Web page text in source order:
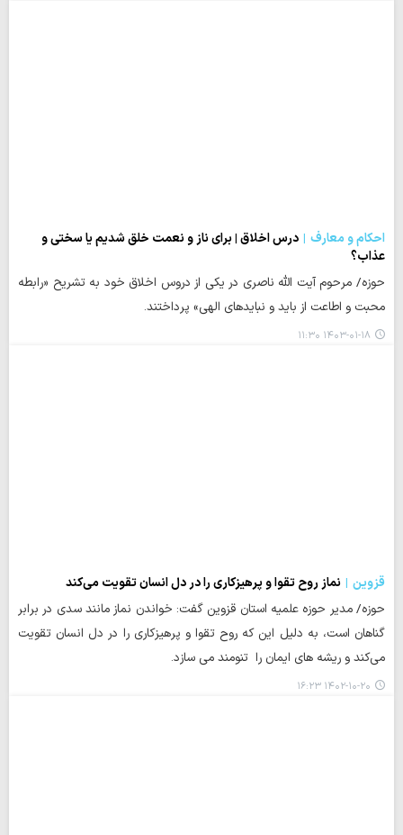
احکام و معارف
درس اخلاق | برای ناز و نعمت خلق شدیم یا سختی و
عذاب؟
حوزه/ مرحوم آیت الله ناصری در یکی از دروس اخلاق خود به تشریح «رابطه
محبت و اطاعت از باید و نبایدهای الهی» پرداختند.
۱۴۰۳-۰۱-۱۸ ۱۱:۳۰
قزوین
نماز روح تقوا و پرهیزکاری را در دل انسان تقویت می‌کند
حوزه/ مدیر حوزه علمیه استان قزوین گفت: خواندن نماز مانند سدی در برابر
گناهان است، به دلیل این که روح تقوا و پرهیزکاری را در دل انسان تقویت
می‌کند و ریشه های ایمان را تنومند می سازد.
۱۴۰۲-۱۰-۲۰ ۱۶:۲۳